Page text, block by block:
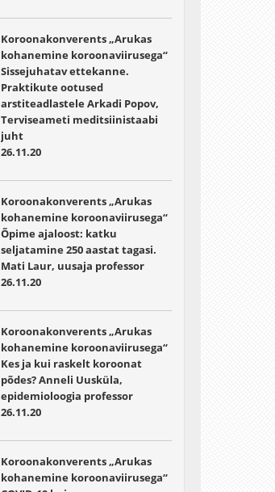
Koroonakonverents „Arukas
kohanemine koroonaviirusega“
Sissejuhatav ettekanne.
Praktikute ootused
arstiteadlastele Arkadi Popov,
Terviseameti meditsiinistaabi
juht
26.11.20
Koroonakonverents „Arukas
kohanemine koroonaviirusega“
Õpime ajaloost: katku
seljatamine 250 aastat tagasi.
Mati Laur, uusaja professor
26.11.20
Koroonakonverents „Arukas
kohanemine koroonaviirusega“
Kes ja kui raskelt koroonat
põdes? Anneli Uusküla,
epidemioloogia professor
26.11.20
Koroonakonverents „Arukas
kohanemine koroonaviirusega“